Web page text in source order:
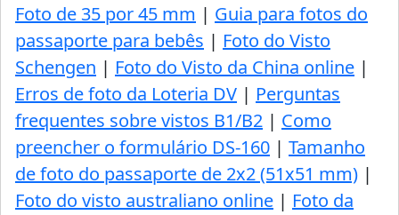
Foto de 35 por 45 mm | Guia para fotos do
passaporte para bebês | Foto do Visto
Schengen | Foto do Visto da China online |
Erros de foto da Loteria DV | Perguntas
frequentes sobre vistos B1/B2 | Como
preencher o formulário DS-160 | Tamanho
de foto do passaporte de 2x2 (51x51 mm) |
Foto do visto australiano online | Foto da